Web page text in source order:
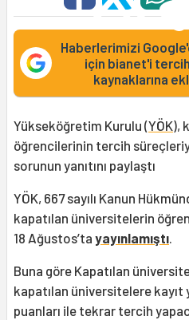
Haberlerimizi
için bianet'i
kaynaklarına
Yükseköğretim Kurulu (YÖK),
öğrencilerinin tercih
sorunun yanıtını paylaştı
YÖK, 667 sayılı Kanun
kapatılan üniversitelerin
18 Ağustos’ta yayınlamıştı.
Buna göre Kapatılan
kapatılan üniversitelere kayıt
puanları ile tekrar tercih